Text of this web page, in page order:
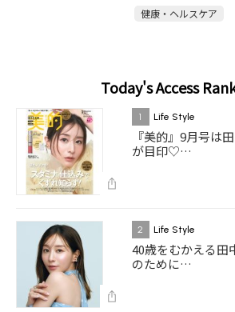
健康・ヘルスケア
Today's Access
1 Life Style
『美的』9月号は
が目印♡…
2 Life Style
40歳をむかえる田
のために…